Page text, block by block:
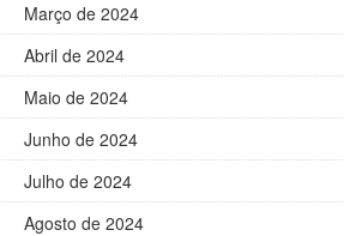
Março de 2024
Abril de 2024
Maio de 2024
Junho de 2024
Julho de 2024
Agosto de 2024